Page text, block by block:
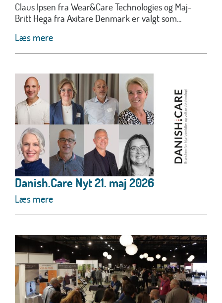
Claus Ipsen fra Wear&Care Technologies og Maj-
Britt Hega fra Axitare Denmark er valgt som...
Læs mere
Danish.Care Nyt 21. maj 2026
Læs mere